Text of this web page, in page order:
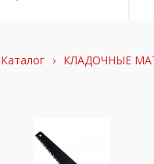
Каталог › КЛАДОЧНЫЕ